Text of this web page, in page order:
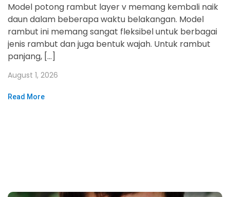
Model potong rambut layer v memang kembali naik
daun dalam beberapa waktu belakangan. Model
rambut ini memang sangat fleksibel untuk berbagai
jenis rambut dan juga bentuk wajah. Untuk rambut
panjang, […]
August 1, 2026
Read More